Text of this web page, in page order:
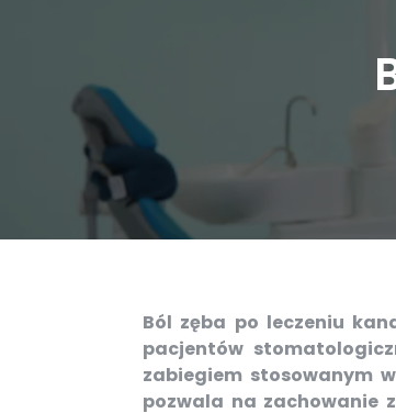
Ból zęba po leczeniu
pacjentów
zabiegiem stosowanym
pozwala na zachowanie